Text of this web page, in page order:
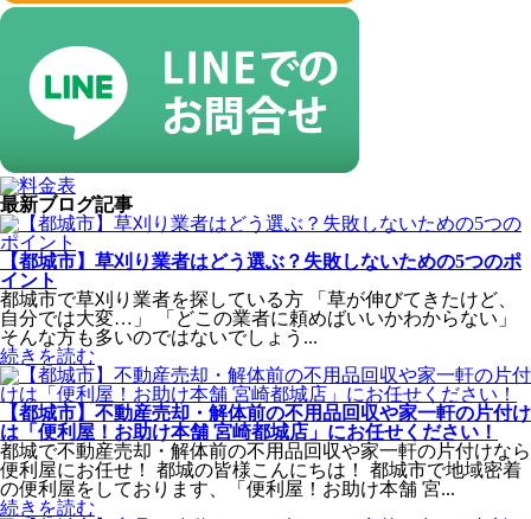
最新ブログ記事
【都城市】草刈り業者はどう選ぶ？失敗しないための5つのポ
イント
都城市で草刈り業者を探している方 「草が伸びてきたけど、
自分では大変…」 「どこの業者に頼めばいいかわからない」
そんな方も多いのではないでしょう...
続きを読む
【都城市】不動産売却・解体前の不用品回収や家一軒の片付け
は「便利屋！お助け本舗 宮崎都城店」にお任せください！
都城で不動産売却・解体前の不用品回収や家一軒の片付けなら
便利屋にお任せ！ 都城の皆様こんにちは！ 都城市で地域密着
の便利屋をしております、「便利屋！お助け本舗 宮...
続きを読む